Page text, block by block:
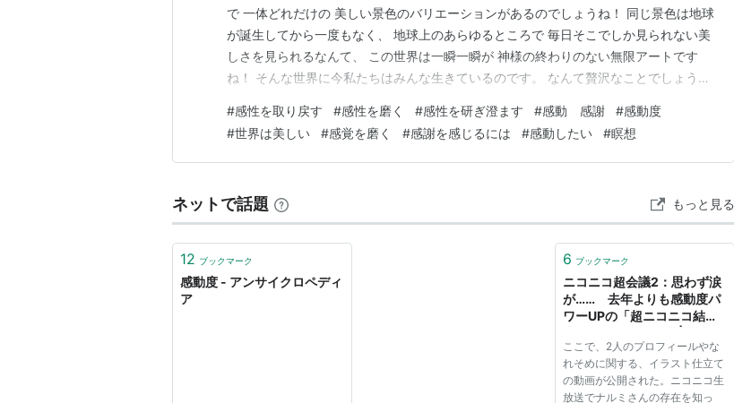
で 一体どれだけの 美しい景色のバリエーションがあるのでしょうね！ 同じ景色は地球
が誕生してから一度もなく、 地球上のあらゆるところで 毎日そこでしか見られない美
しさを見られるなんて、 この世界は一瞬一瞬が 神様の終わりのない無限アートです
ね！ そんな世界に今私たちはみんな生きているのです。 なんて贅沢なことでしょう。
だけでも！と車を走らせ、 お気に入りの公園に散歩に行ってきました。 （おかげでブ
ログの投稿が遅れました。汗） でも家を出…
#感性を取り戻す #感性を磨く #感性を研ぎ澄ます #感動 感謝 #感動度
#世界は美しい #感覚を磨く #感謝を感じるには #感動したい #瞑想
ネットで話題 もっと見る
12 ブックマーク
感動度 - アンサイクロペディ
ア
6 ブックマーク
ニコニコ超会議2：思わず涙
が…… 去年よりも感動度パ
ワーUPの「超ニコニコ結婚
ぼ
ここで、2人のプロフィールやな
れそめに関する、イラスト仕立て
の動画が公開された。ニコニコ生
放送でナルミさんの存在を知っ